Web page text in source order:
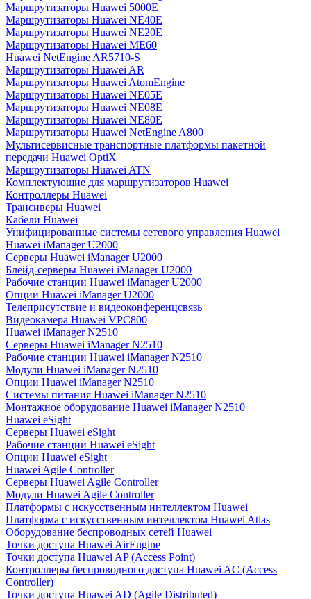
Маршрутизаторы Huawei 5000E
Маршрутизаторы Huawei NE40E
Маршрутизаторы Huawei NE20E
Маршрутизаторы Huawei ME60
Huawei NetEngine AR5710-S
Маршрутизаторы Huawei AR
Маршрутизаторы Huawei AtomEngine
Маршрутизаторы Huawei NE05E
Маршрутизаторы Huawei NE08E
Маршрутизаторы Huawei NE80E
Маршрутизаторы Huawei NetEngine A800
Мультисервисные транспортные платформы пакетной
передачи Huawei OptiX
Маршрутизаторы Huawei ATN
Комплектующие для маршрутизаторов Huawei
Контроллеры Huawei
Трансиверы Huawei
Кабели Huawei
Унифицированные системы сетевого управления Huawei
Huawei iManager U2000
Серверы Huawei iManager U2000
Блейд-серверы Huawei iManager U2000
Рабочие станции Huawei iManager U2000
Опции Huawei iManager U2000
Телеприсутствие и видеоконференцсвязь
Видеокамера Huawei VPC800
Huawei iManager N2510
Серверы Huawei iManager N2510
Рабочие станции Huawei iManager N2510
Модули Huawei iManager N2510
Опции Huawei iManager N2510
Системы питания Huawei iManager N2510
Монтажное оборудование Huawei iManager N2510
Huawei eSight
Серверы Huawei eSight
Рабочие станции Huawei eSight
Опции Huawei eSight
Huawei Agile Controller
Серверы Huawei Agile Controller
Модули Huawei Agile Controller
Платформы с искусственным интеллектом Huawei
Платформа с искусственным интеллектом Huawei Atlas
Оборудование беспроводных сетей Huawei
Точки доступа Huawei AirEngine
Точки доступа Huawei AP (Access Point)
Контроллеры беспроводного доступа Huawei AC (Access
Controller)
Точки доступа Huawei AD (Agile Distributed)